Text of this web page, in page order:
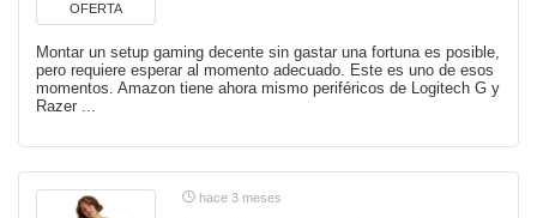
OFERTA
Montar un setup gaming decente sin gastar una fortuna es posible,
pero requiere esperar al momento adecuado. Este es uno de esos
momentos. Amazon tiene ahora mismo periféricos de Logitech G y
Razer ...
hace 3 meses